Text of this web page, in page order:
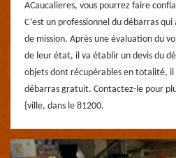
ACaucalieres, vous pourrez faire
C’est un professionnel du débarras
de mission. Après une évaluation du
de leur état, il va établir un devis du
objets dont récupérables en totalité, il
débarras gratuit. Contactez-le pour
{ville, dans le 81200.